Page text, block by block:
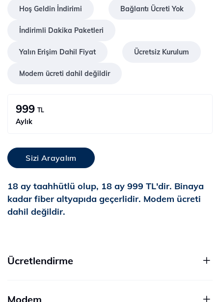
Hoş Geldin İndirimi Bağlantı Ücreti Yok
İndirimli Dakika Paketleri
Yalın Erişim Dahil Fiyat Ücretsiz Kurulum
Modem ücreti dahil değildir
999 TL
Aylık
Sizi Arayalım
18 ay taahhütlü olup, 18 ay 999 TL'dir. Binaya
kadar fiber altyapıda geçerlidir. Modem ücreti
dahil değildir.
Ücretlendirme
Modem